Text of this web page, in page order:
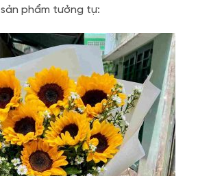
phẩm tưởng tự: